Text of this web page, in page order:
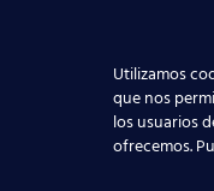
Utilizamos
que nos
los usuarios
ofrecemos.